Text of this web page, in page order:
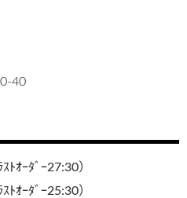
40
ｵｰﾀﾞｰ27:30）
ｰﾀﾞｰ25:30）